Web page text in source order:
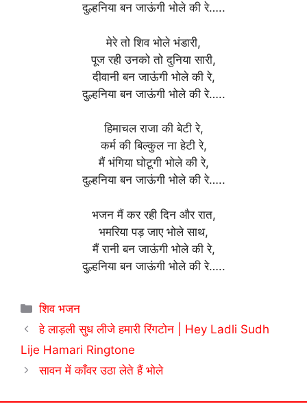
दुल्हनिया बन जाऊंगी भोले की रे…..
मेरे तो शिव भोले भंडारी,
पूज रही उनको तो दुनिया सारी,
दीवानी बन जाऊंगी भोले की रे,
दुल्हनिया बन जाऊंगी भोले की रे…..
हिमाचल राजा की बेटी रे,
कर्म की बिल्कुल ना हेटी रे,
मैं भंगिया घोटूगी भोले की रे,
दुल्हनिया बन जाऊंगी भोले की रे…..
भजन मैं कर रही दिन और रात,
भमरिया पड़ जाए भोले साथ,
मैं रानी बन जाऊंगी भोले की रे,
दुल्हनिया बन जाऊंगी भोले की रे…..
Categories
शिव भजन
हे लाड़ली सुध लीजे हमारी रिंगटोन | Hey Ladli Sudh
Lije Hamari Ringtone
सावन में काँवर उठा लेते हैं भोले